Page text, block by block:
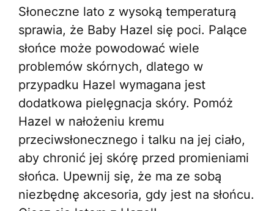
Słoneczne lato z wysoką temperaturą
sprawia, że Baby Hazel się poci. Palące
słońce może powodować wiele
problemów skórnych, dlatego w
przypadku Hazel wymagana jest
dodatkowa pielęgnacja skóry. Pomóż
Hazel w nałożeniu kremu
przeciwsłonecznego i talku na jej ciało,
aby chronić jej skórę przed promieniami
słońca. Upewnij się, że ma ze sobą
niezbędnę akcesoria, gdy jest na słońcu.